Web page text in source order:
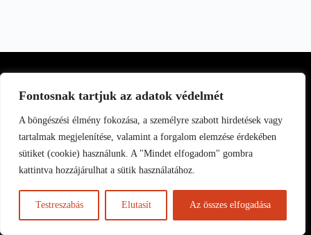
Fontosnak tartjuk az adatok védelmét
A böngészési élmény fokozása, a személyre szabott hirdetések vagy
tartalmak megjelenítése, valamint a forgalom elemzése érdekében
sütiket (cookie) használunk. A "Mindet elfogadom" gombra
kattintva hozzájárulhat a sütik használatához.
Testreszabás Elutasít Az összes elfogadása
Copyright © 2025 vespapizza.hu | Minden jog fenntartva
HU